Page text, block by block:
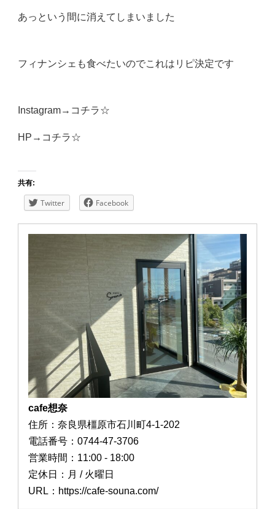
あっという間に消えてしまいました
フィナンシェも食べたいのでこれはリピ決定です
Instagram→ コチラ☆
HP→ コチラ☆
共有:
Twitter Facebook
cafe想奈
住所：奈良県橿原市石川町4-1-202
電話番号：0744-47-3706
営業時間：11:00 - 18:00
定休日：月 / 火曜日
URL：https://cafe-souna.com/